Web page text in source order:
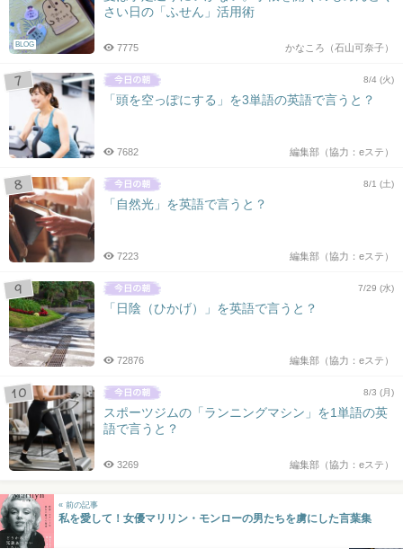
BLOG
さい日の「ふせん」活用術
かなころ（石山可奈子）
7775
8/4 (火)
「頭を空っぽにする」を3単語の英語で言うと？
編集部（協力：eステ）
7682
8/1 (土)
「自然光」を英語で言うと？
編集部（協力：eステ）
7223
7/29 (水)
「日陰（ひかげ）」を英語で言うと？
編集部（協力：eステ）
72876
8/3 (月)
スポーツジムの「ランニングマシン」を1単語の英
語で言うと？
編集部（協力：eステ）
3269
« 前の記事
私を愛して！女優マリリン・モンローの男たちを虜にした言葉集